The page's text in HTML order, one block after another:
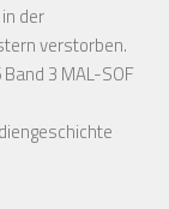
der
verstorben.
3 MAL-SOF